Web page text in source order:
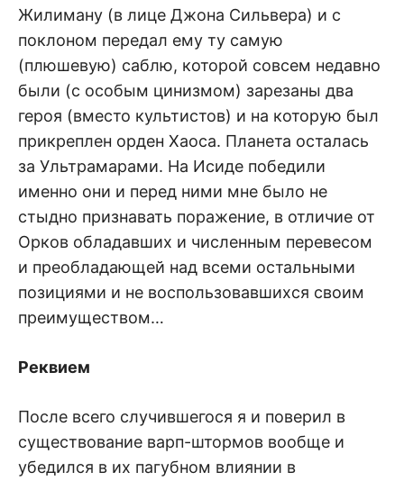
Жилиману (в лице Джона Сильвера) и с
поклоном передал ему ту самую
(плюшевую) саблю, которой совсем недавно
были (с особым цинизмом) зарезаны два
героя (вместо культистов) и на которую был
прикреплен орден Хаоса. Планета осталась
за Ультрамарами. На Исиде победили
именно они и перед ними мне было не
стыдно признавать поражение, в отличие от
Орков обладавших и численным перевесом
и преобладающей над всеми остальными
позициями и не воспользовавшихся своим
преимуществом…
Реквием
После всего случившегося я и поверил в
существование варп-штормов вообще и
убедился в их пагубном влиянии в